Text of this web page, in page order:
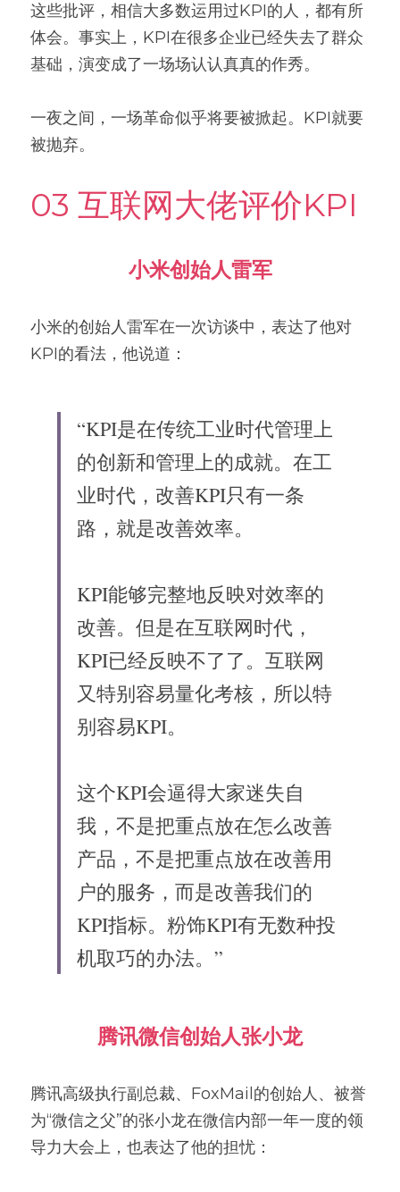
这些批评，相信大多数运用过KPI的人，都有所
体会。事实上，KPI在很多企业已经失去了群众
基础，演变成了一场场认认真真的作秀。
一夜之间，一场革命似乎将要被掀起。KPI就要
被抛弃。
03 互联网大佬评价KPI
小米创始人雷军
小米的创始人雷军在一次访谈中，表达了他对
KPI的看法，他说道：
“KPI是在传统工业时代管理上
的创新和管理上的成就。在工
业时代，改善KPI只有一条
路，就是改善效率。
KPI能够完整地反映对效率的
改善。但是在互联网时代，
KPI已经反映不了了。互联网
又特别容易量化考核，所以特
别容易KPI。
这个KPI会逼得大家迷失自
我，不是把重点放在怎么改善
产品，不是把重点放在改善用
户的服务，而是改善我们的
KPI指标。粉饰KPI有无数种投
机取巧的办法。”
腾讯微信创始人张小龙
腾讯高级执行副总裁、FoxMail的创始人、被誉
为“微信之父”的张小龙在微信内部一年一度的领
导力大会上，也表达了他的担忧：